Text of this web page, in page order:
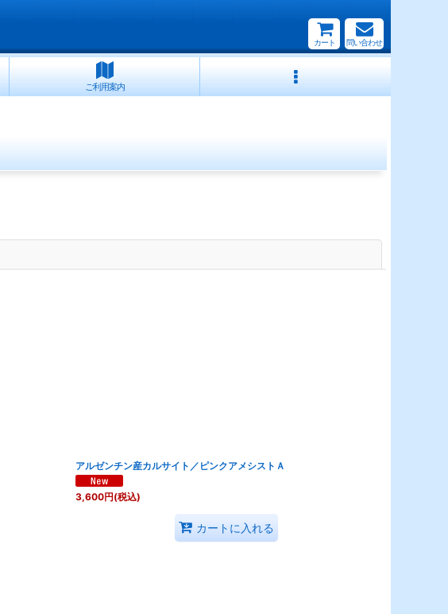
カート 問い合わせ
ご利用案内
アルゼンチン産カルサイト／ピンクアメシストＡ
3,600円(税込)
カートに入れる